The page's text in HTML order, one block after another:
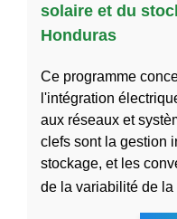
solaire et du
Honduras
Ce programme
l'intégration
aux réseaux et
clefs sont la gestion
stockage, et les
de la variabilité de